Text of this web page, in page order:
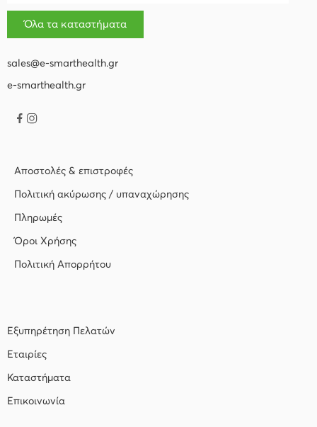
Όλα τα καταστήματα
sales@e-smarthealth.gr
e-smarthealth.gr
Αποστολές & επιστροφές
Πολιτική ακύρωσης / υπαναχώρησης
Πληρωμές
Όροι Χρήσης
Πολιτική Απορρήτου
Εξυπηρέτηση Πελατών
Εταιρίες
Καταστήματα
Επικοινωνία